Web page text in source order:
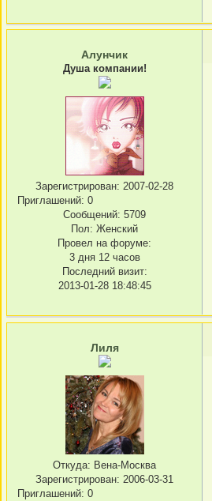
Алунчик
Душа компании!
Зарегистрирован: 2007-02-28
Приглашений: 0
Сообщений: 5709
Пол: Женский
Провел на форуме:
3 дня 12 часов
Последний визит:
2013-01-28 18:48:45
Лиля
Откуда: Вена-Москва
Зарегистрирован: 2006-03-31
Приглашений: 0